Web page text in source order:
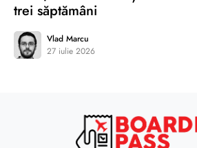
trei săptămâni
Vlad Marcu
27 iulie 2026